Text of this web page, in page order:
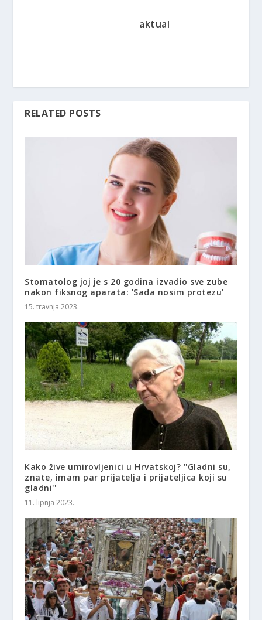
aktual
RELATED POSTS
Stomatolog joj je s 20 godina izvadio sve zube
nakon fiksnog aparata: 'Sada nosim protezu'
15. travnja 2023.
Kako žive umirovljenici u Hrvatskoj? ''Gladni su,
znate, imam par prijatelja i prijateljica koji su
gladni''
11. lipnja 2023.